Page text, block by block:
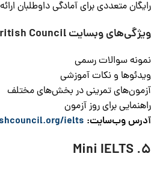
رایگان متعددی برای آمادگی داوطلبان
ویژگی‌های وبسایتCouncil
نمونه سوالات رسمی
ویدئوها و نکات آموزشی
آزمون‌های تمرینی در بخش‌های مختلف
راهنمایی برای روز آزمون
آدرس وب‌سایت: ielts
5. Mini IELTS